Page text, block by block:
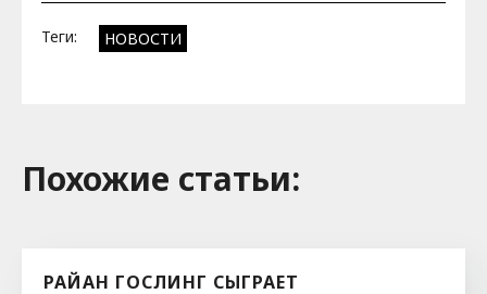
Теги: НОВОСТИ
Похожие cтатьи:
РАЙАН ГОСЛИНГ СЫГРАЕТ